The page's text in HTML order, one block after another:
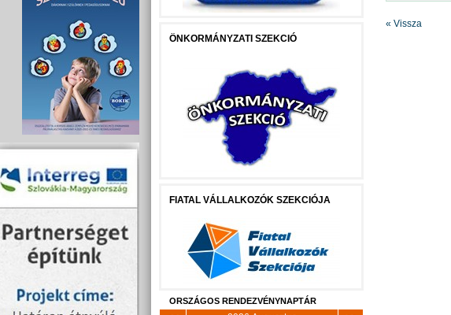
ÖNKORMÁNYZATI SZEKCIÓ
FIATAL VÁLLALKOZÓK SZEKCIÓJA
ORSZÁGOS RENDEZVÉNYNAPTÁR
« Vissza